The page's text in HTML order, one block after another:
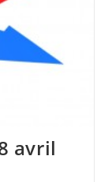
avril